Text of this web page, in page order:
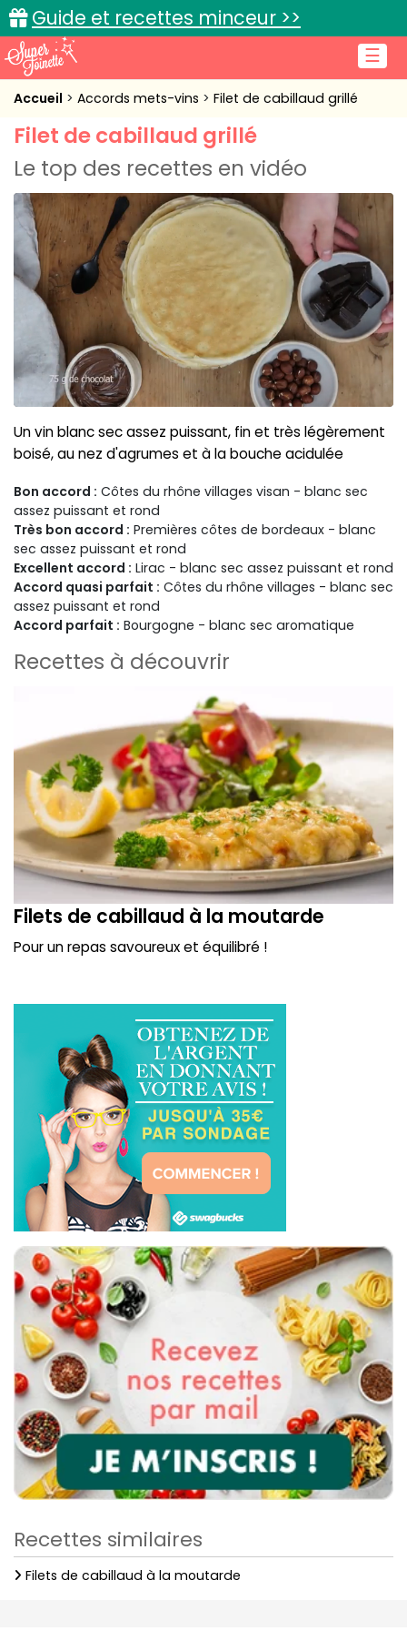
☰
Guide et recettes minceur >>
Accueil
Recettes de cuisine
Cuisine pratique
L'actu cuisine
Connexion
Accueil Accords mets-vins Filet de cabillaud grillé
Filet de cabillaud grillé
Le top des recettes en vidéo
Un vin blanc sec assez puissant, fin et très légèrement
boisé, au nez d'agrumes et à la bouche acidulée
Bon accord : Côtes du rhône villages visan - blanc sec
assez puissant et rond
Très bon accord : Premières côtes de bordeaux - blanc
sec assez puissant et rond
Excellent accord : Lirac - blanc sec assez puissant et rond
Accord quasi parfait : Côtes du rhône villages - blanc sec
assez puissant et rond
Accord parfait : Bourgogne - blanc sec aromatique
Recettes à découvrir
Filets de cabillaud à la moutarde
Pour un repas savoureux et équilibré !
Recettes similaires
Filets de cabillaud à la moutarde